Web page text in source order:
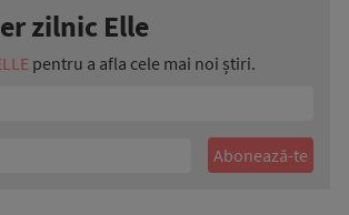
zilnic Elle
pentru a afla cele mai noi știri.